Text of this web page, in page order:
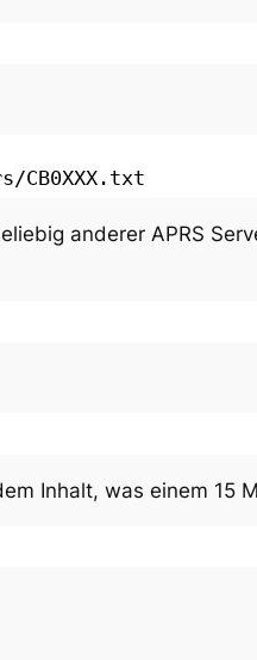
CB0XXX.txt
anderer APRS
Inhalt, was einem 15